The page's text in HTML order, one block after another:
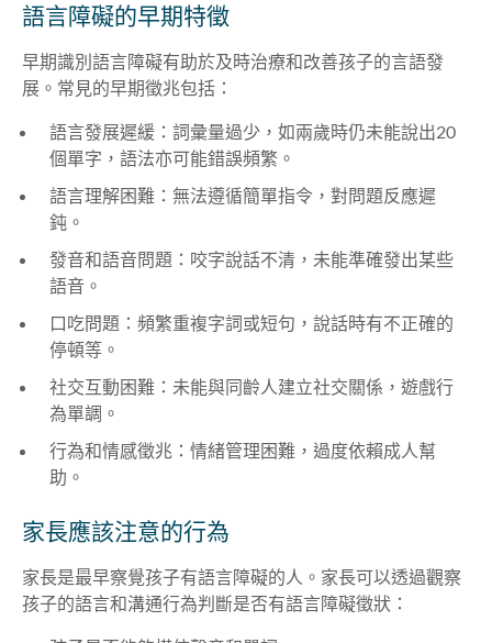
語言障礙的早期特徵
早期識別語言障礙有助於及時治療和改善孩子的言語發
展。常見的早期徵兆包括：
語言發展遲緩：詞彙量過少，如兩歲時仍未能說出20
個單字，語法亦可能錯誤頻繁。
語言理解困難：無法遵循簡單指令，對問題反應遲
鈍。
發音和語音問題：咬字說話不清，未能準確發出某些
語音。
口吃問題：頻繁重複字詞或短句，說話時有不正確的
停頓等。
社交互動困難：未能與同齡人建立社交關係，遊戲行
為單調。
行為和情感徵兆：情緒管理困難，過度依賴成人幫
助。
家長應該注意的行為
家長是最早察覺孩子有語言障礙的人。家長可以透過觀察
孩子的語言和溝通行為判斷是否有語言障礙徵狀：